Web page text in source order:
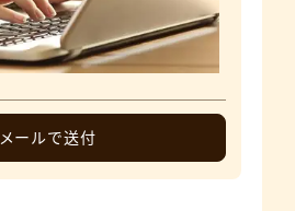
メールで送付